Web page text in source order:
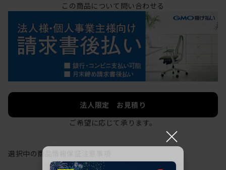
この商品について問い合わせる
法人限定 お見積り
ご希望に応じて承ります。
選択中の商品情報
×